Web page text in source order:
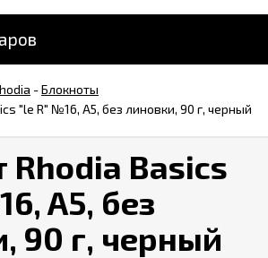
-Блокноты
"le R" №16, A5, без линовки, 90 г, черный
Rhodia Basics
A5, без
90 г, черный